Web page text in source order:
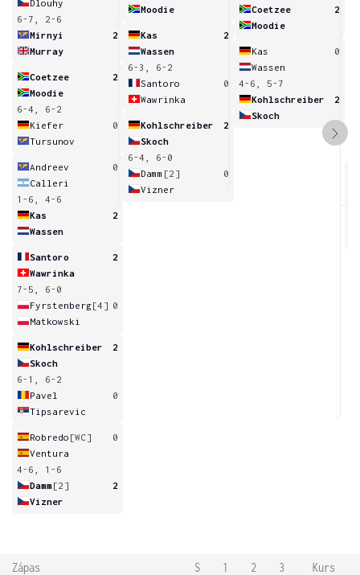
Dlouhy
6-7, 2-6
Mirnyi
2
Murray
Coetzee
2
Moodie
6-4, 6-2
Kiefer
0
Tursunov
Andreev
0
Calleri
1-6, 4-6
Kas
2
Wassen
Santoro
2
Wawrinka
7-5, 6-0
Fyrstenberg[4] 0
Matkowski
Kohlschreiber
2
Skoch
6-1, 6-2
Pavel
0
Tipsarevic
Robredo [WC]
0
Ventura
4-6, 1-6
Damm[2]
2
Vizner
Moodie
Kas
2
Wassen
6-3, 6-2
Santoro
0
Wawrinka
Kohlschreiber
2
Skoch
6-4, 6-0
Damm [2]
0
Vizner
Coetzee
2
Moodie
Kas
0
Wassen
4-6, 5-7
Kohlschreiber
2
Skoch
Zápas S 1 2 3
Kurs